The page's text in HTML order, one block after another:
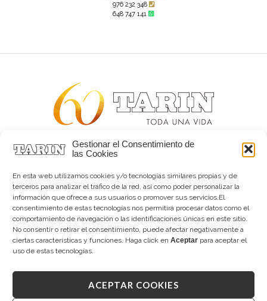
Gestionar el Consentimiento de
las Cookies
En esta web utilizamos cookies y/o tecnologías similares propias y de
terceros para analizar el tráfico de la red, así como poder personalizar la
información que ofrece a sus usuarios o promover sus servicios.El
consentimiento de estas tecnologías nos permitirá procesar datos como el
comportamiento de navegación o las identificaciones únicas en este sitio.
No consentir o retirar el consentimiento, puede afectar negativamente a
ciertas características y funciones. Haga click en Aceptar para aceptar el
uso de estas tecnologías.
ACEPTAR COOKIES
976 232 348
648 747 141
Alta joyería desde 1963
Tarín Magazine
Contacto
Copyright © 2026 Tarín Joyeros